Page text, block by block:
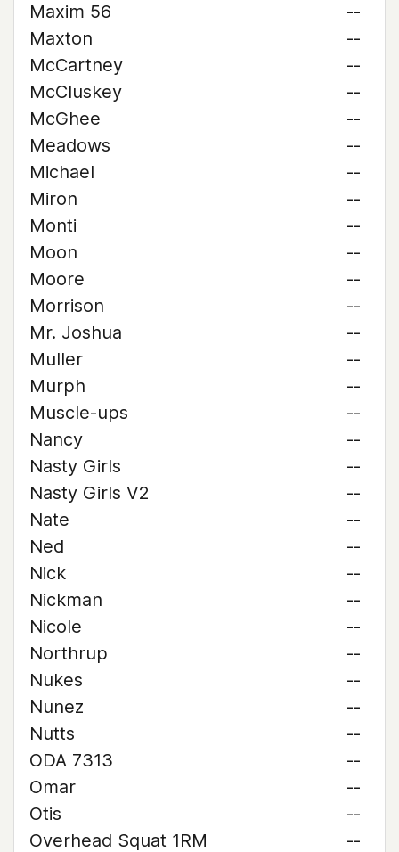
Maxim 56
--
Maxton
--
McCartney
--
McCluskey
--
McGhee
--
Meadows
--
Michael
--
Miron
--
Monti
--
Moon
--
Moore
--
Morrison
--
Mr. Joshua
--
Muller
--
Murph
--
Muscle-ups
--
Nancy
--
Nasty Girls
--
Nasty Girls V2
--
Nate
--
Ned
--
Nick
--
Nickman
--
Nicole
--
Northrup
--
Nukes
--
Nunez
--
Nutts
--
ODA 7313
--
Omar
--
Otis
--
Overhead Squat 1RM
--